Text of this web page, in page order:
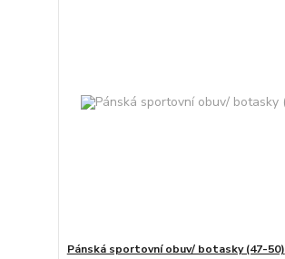
Pánská sportovní obuv/ botasky (47-50)